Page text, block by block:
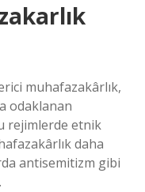
muhafazakârlık,
odaklanan
rejimlerde etnik
daha
antisemitizm gibi